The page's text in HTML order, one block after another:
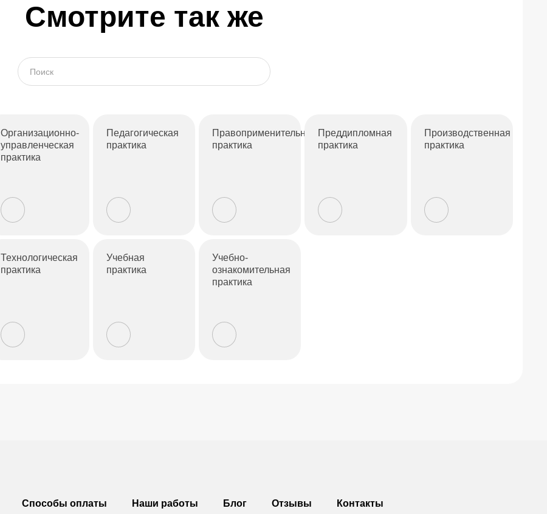
Смотрите так же
Организационно-
управленческая
практика
Педагогическая
практика
Правоприменительная
практика
Преддипломная
практика
Производственная
практика
Технологическая
практика
Учебная
практика
Учебно-
ознакомительная
практика
Способы оплаты Наши работы Блог Отзывы Контакты